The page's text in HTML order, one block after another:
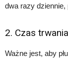
dwa razy
2. Czas trwania
Ważne jest, aby